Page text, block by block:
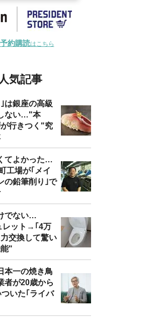
約購読はこちら
気記事
は銀座の高級
ない…"本
行きつく"究
てよかった…
工場が｢メイ
の鉛筆削り｣で
でない…
レット→｢4万
交換して驚い
"
本一の焼き鳥
が20歳から
いた｢ライバ